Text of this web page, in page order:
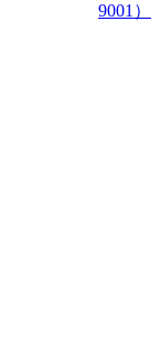
9001）